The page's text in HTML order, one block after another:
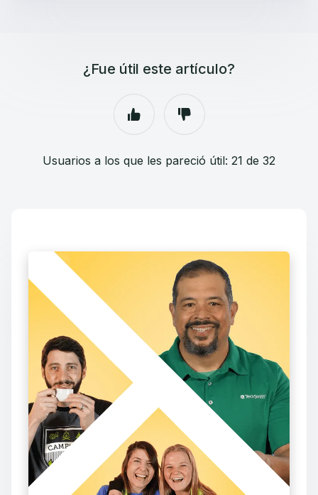
¿Fue útil este artículo?
Usuarios a los que les pareció útil: 21 de 32